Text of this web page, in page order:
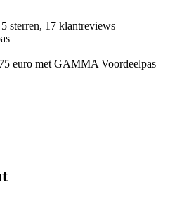
sterren, 17 klantreviews
euro met GAMMA Voordeelpas